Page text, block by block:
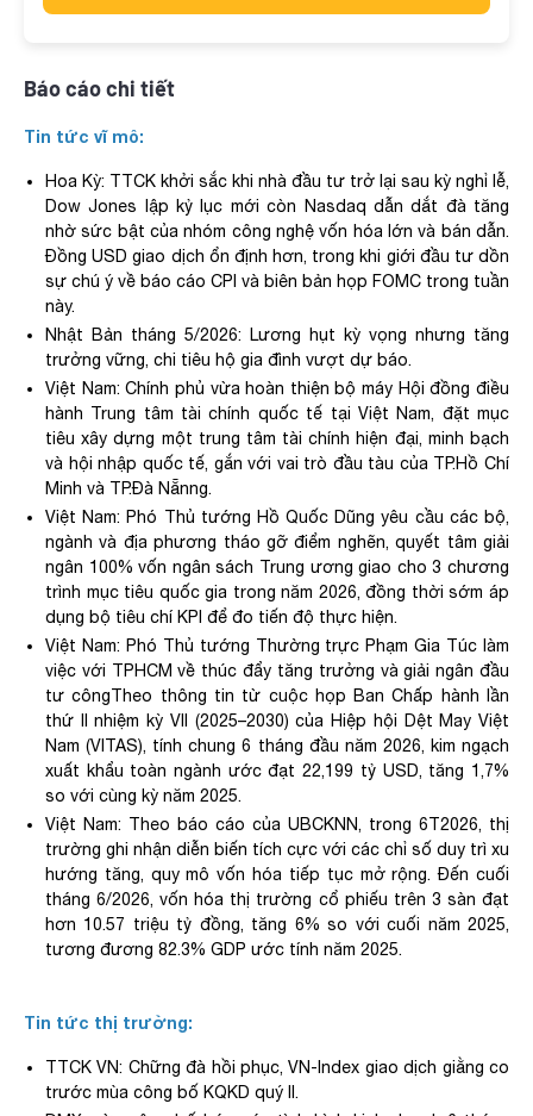
Báo cáo chi tiết
Tin tức vĩ mô:
Hoa Kỳ: TTCK khởi sắc khi nhà đầu tư trở lại sau kỳ nghỉ lễ,
Dow Jones lập kỷ lục mới còn Nasdaq dẫn dắt đà tăng
nhờ sức bật của nhóm công nghệ vốn hóa lớn và bán dẫn.
Đồng USD giao dịch ổn định hơn, trong khi giới đầu tư dồn
sự chú ý về báo cáo CPI và biên bản họp FOMC trong tuần
này.
Nhật Bản tháng 5/2026: Lương hụt kỳ vọng nhưng tăng
trưởng vững, chi tiêu hộ gia đình vượt dự báo.
Việt Nam: Chính phủ vừa hoàn thiện bộ máy Hội đồng điều
hành Trung tâm tài chính quốc tế tại Việt Nam, đặt mục
tiêu xây dựng một trung tâm tài chính hiện đại, minh bạch
và hội nhập quốc tế, gắn với vai trò đầu tàu của TP.Hồ Chí
Minh và TP.Đà Nẵnng.
Việt Nam: Phó Thủ tướng Hồ Quốc Dũng yêu cầu các bộ,
ngành và địa phương tháo gỡ điểm nghẽn, quyết tâm giải
ngân 100% vốn ngân sách Trung ương giao cho 3 chương
trình mục tiêu quốc gia trong năm 2026, đồng thời sớm áp
dụng bộ tiêu chí KPI để đo tiến độ thực hiện.
Việt Nam: Phó Thủ tướng Thường trực Phạm Gia Túc làm
việc với TPHCM về thúc đẩy tăng trưởng và giải ngân đầu
tư côngTheo thông tin từ cuộc họp Ban Chấp hành lần
thứ II nhiệm kỳ VII (2025–2030) của Hiệp hội Dệt May Việt
Nam (VITAS), tính chung 6 tháng đầu năm 2026, kim ngạch
xuất khẩu toàn ngành ước đạt 22,199 tỷ USD, tăng 1,7%
so với cùng kỳ năm 2025.
Việt Nam: Theo báo cáo của UBCKNN, trong 6T2026, thị
trường ghi nhận diễn biến tích cực với các chỉ số duy trì xu
hướng tăng, quy mô vốn hóa tiếp tục mở rộng. Đến cuối
tháng 6/2026, vốn hóa thị trường cổ phiếu trên 3 sàn đạt
hơn 10.57 triệu tỷ đồng, tăng 6% so với cuối năm 2025,
tương đương 82.3% GDP ước tính năm 2025.
Tin tức thị trường:
TTCK VN: Chững đà hồi phục, VN-Index giao dịch giằng co
trước mùa công bố KQKD quý II .